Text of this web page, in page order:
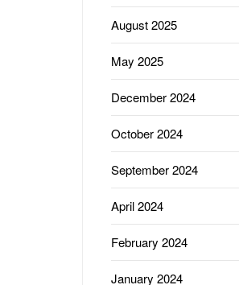
August 2025
May 2025
December 2024
October 2024
September 2024
April 2024
February 2024
January 2024